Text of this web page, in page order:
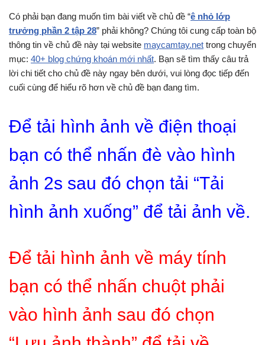
Có phải bạn đang muốn tìm bài viết về chủ đề “ê nhỏ lớp
trưởng phần 2 tập 28” phải không? Chúng tôi cung cấp toàn bộ
thông tin về chủ đề này tại website maycamtay.net trong chuyển
mục: 40+ blog chứng khoán mới nhất. Bạn sẽ tìm thấy câu trả
lời chi tiết cho chủ đề này ngay bên dưới, vui lòng đọc tiếp đến
cuối cùng để hiểu rõ hơn về chủ đề bạn đang tìm.
Để tải hình ảnh về điện thoại
bạn có thể nhấn đè vào hình
ảnh 2s sau đó chọn tải “Tải
hình ảnh xuống” để tải ảnh về.
Để tải hình ảnh về máy tính
bạn có thể nhấn chuột phải
vào hình ảnh sau đó chọn